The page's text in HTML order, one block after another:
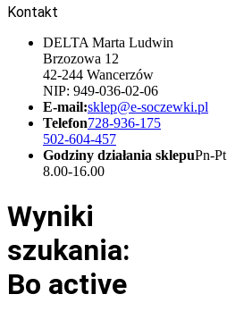
Kontakt
DELTA Marta Ludwin
Brzozowa 12
42-244 Wancerzów
NIP: 949-036-02-06
E-mail:sklep@e-soczewki.pl
Telefon728-936-175
502-604-457
Godziny działania sklepuPn-Pt
8.00-16.00
Wyniki
szukania:
Bo active